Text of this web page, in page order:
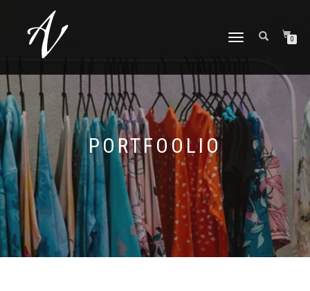
TOGGLE NAVIGATION0
PORTFOOLIO